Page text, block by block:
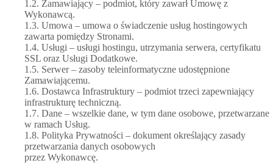
1.2. Zamawiający – podmiot, który zawarł Umowę z
Wykonawcą.
1.3. Umowa – umowa o świadczenie usług hostingowych
zawarta pomiędzy Stronami.
1.4. Usługi – usługi hostingu, utrzymania serwera, certyfikatu
SSL oraz Usługi Dodatkowe.
1.5. Serwer – zasoby teleinformatyczne udostępnione
Zamawiającemu.
1.6. Dostawca Infrastruktury – podmiot trzeci zapewniający
infrastrukturę techniczną.
1.7. Dane – wszelkie dane, w tym dane osobowe, przetwarzane
w ramach Usług.
1.8. Polityka Prywatności – dokument określający zasady
przetwarzania danych osobowych
przez Wykonawcę.